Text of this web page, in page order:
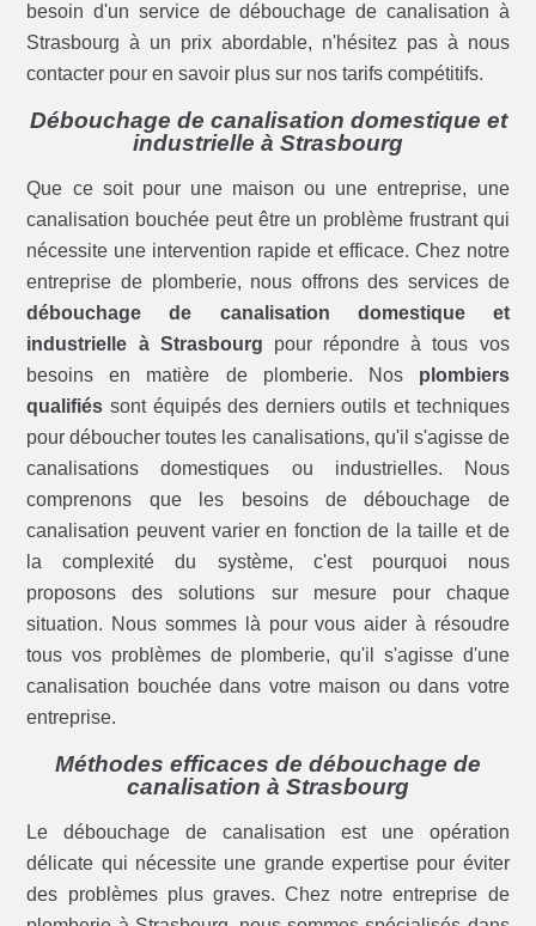
besoin d'un service de débouchage de canalisation à
Strasbourg à un prix abordable, n'hésitez pas à nous
contacter pour en savoir plus sur nos tarifs compétitifs.
Débouchage de canalisation domestique et
industrielle à Strasbourg
Que ce soit pour une maison ou une entreprise, une
canalisation bouchée peut être un problème frustrant qui
nécessite une intervention rapide et efficace. Chez notre
entreprise de plomberie, nous offrons des services de
débouchage de canalisation domestique et
industrielle à Strasbourg pour répondre à tous vos
besoins en matière de plomberie. Nos plombiers
qualifiés sont équipés des derniers outils et techniques
pour déboucher toutes les canalisations, qu'il s'agisse de
canalisations domestiques ou industrielles. Nous
comprenons que les besoins de débouchage de
canalisation peuvent varier en fonction de la taille et de
la complexité du système, c'est pourquoi nous
proposons des solutions sur mesure pour chaque
situation. Nous sommes là pour vous aider à résoudre
tous vos problèmes de plomberie, qu'il s'agisse d'une
canalisation bouchée dans votre maison ou dans votre
entreprise.
Méthodes efficaces de débouchage de
canalisation à Strasbourg
Le débouchage de canalisation est une opération
délicate qui nécessite une grande expertise pour éviter
des problèmes plus graves. Chez notre entreprise de